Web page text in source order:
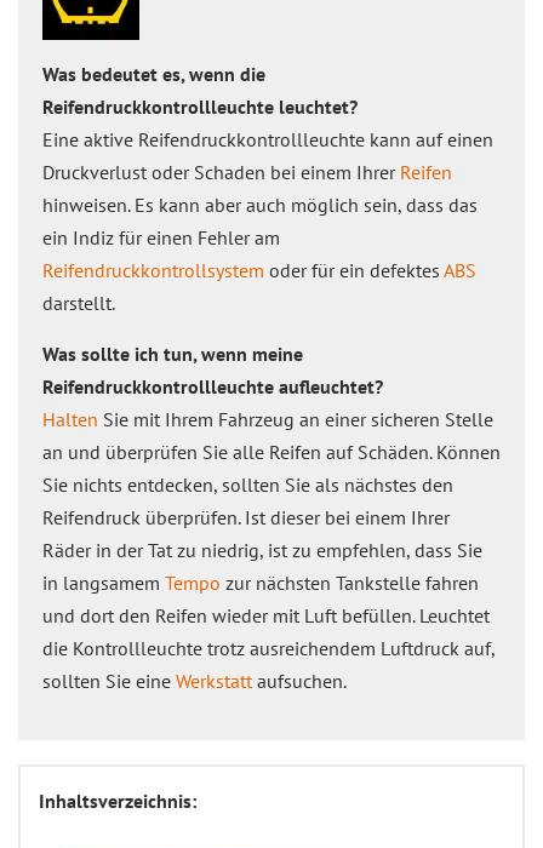
Was bedeutet es, wenn die
Reifendruckkontrollleuchte leuchtet?
Eine aktive Reifendruckkontrollleuchte kann auf einen
Druckverlust oder Schaden bei einem Ihrer Reifen
hinweisen. Es kann aber auch möglich sein, dass das
ein Indiz für einen Fehler am
Reifendruckkontrollsystem oder für ein defektes ABS
darstellt.
Was sollte ich tun, wenn meine
Reifendruckkontrollleuchte aufleuchtet?
Halten Sie mit Ihrem Fahrzeug an einer sicheren Stelle
an und überprüfen Sie alle Reifen auf Schäden. Können
Sie nichts entdecken, sollten Sie als nächstes den
Reifendruck überprüfen. Ist dieser bei einem Ihrer
Räder in der Tat zu niedrig, ist zu empfehlen, dass Sie
in langsamem Tempo zur nächsten Tankstelle fahren
und dort den Reifen wieder mit Luft befüllen. Leuchtet
die Kontrollleuchte trotz ausreichendem Luftdruck auf,
sollten Sie eine Werkstattaufsuchen.
Inhaltsverzeichnis: